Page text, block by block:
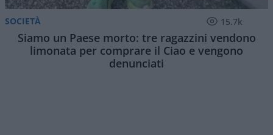
SOCIETÀ 15.7k
Siamo un Paese morto: tre ragazzini vendono
limonata per comprare il Ciao e vengono
denunciati